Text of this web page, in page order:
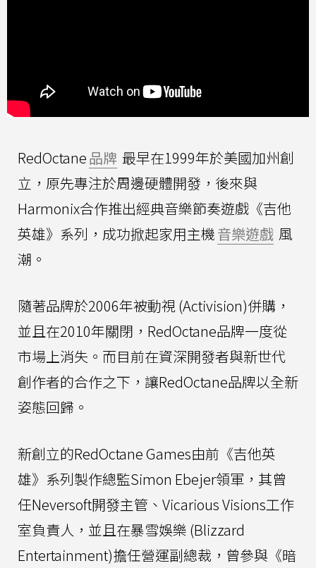
RedOctane品牌 最早在1999年於美國加州創
立，原先專注於周邊硬體開發，後來與
Harmonix合作推出經典音樂節奏遊戲《吉他
英雄》系列，成功掀起家用主機音樂遊戲 風
潮。
隨著品牌於2006年被動視 (Activision)併購，
並且在2010年關閉，RedOctane品牌一度從
市場上消失。而目前在資深開發者與新世代
創作者的合作之下，讓RedOctane品牌以全新
姿態回歸。
新創立的RedOctane Games由前《吉他英
雄》系列製作總監Simon Ebejer領軍，其曾
任Neversoft開發主管、Vicarious Visions工作
室負責人，並且在暴雪娛樂 (Blizzard
Entertainment)擔任營運副總裁，曾參與《暗